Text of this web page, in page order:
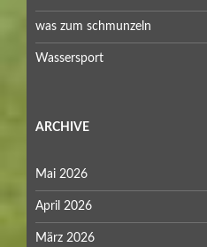
was zum schmunzeln
Wassersport
ARCHIVE
Mai 2026
April 2026
März 2026